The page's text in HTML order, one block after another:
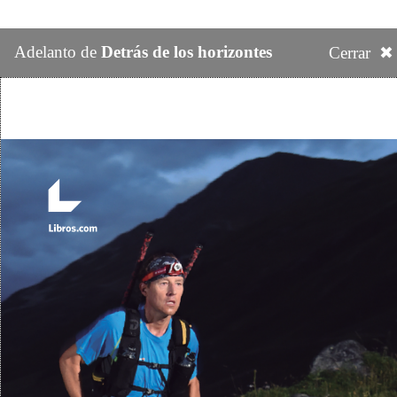
Adelanto de Detrás de los horizontes Cerrar ✖